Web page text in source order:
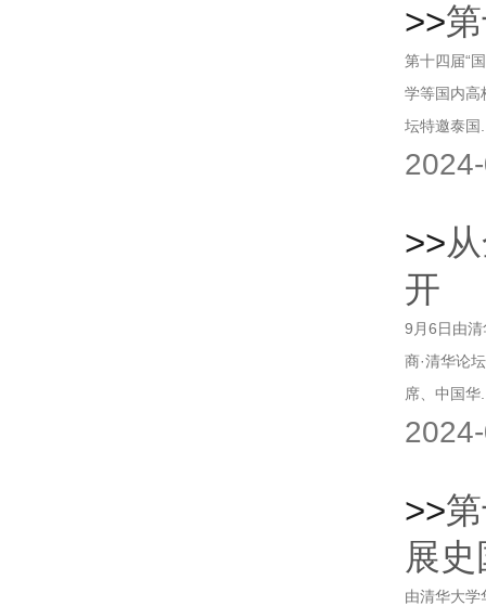
>>
第十四届“
学等国内高
坛特邀泰国
>>
开
9月6日由
商·清华论
席、中国华
>>
展
由清华大学